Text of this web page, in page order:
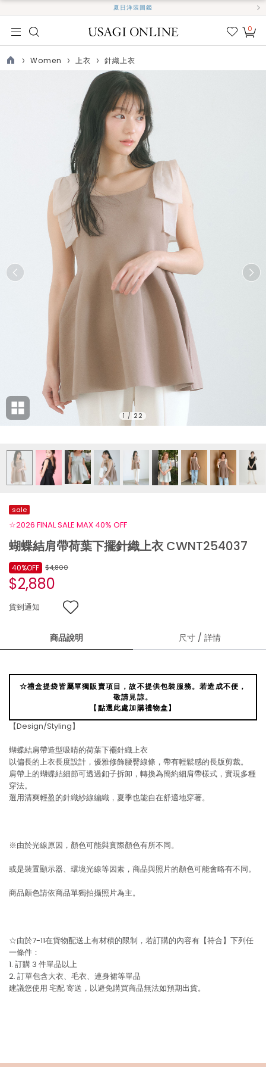
夏日洋裝圖鑑
我的
0
Women 上衣 針織上衣
1 / 22
sale
☆2026 FINAL SALE MAX 40% OFF
蝴蝶結肩帶荷葉下擺針織上衣 CWNT254037
$4,800
$2,880
40%OFF
貨到通知
商品說明 尺寸 / 詳情
☆禮盒提袋皆屬單獨販賣項目，故不提供包裝服務。若造成不便，
敬請見諒。
【點選此處加購禮物盒】
【Design/Styling】
蝴蝶結肩帶造型吸睛的荷葉下襬針織上衣
以偏長的上衣長度設計，優雅修飾腰臀線條，帶有輕鬆感的長版剪裁。
肩帶上的蝴蝶結細節可透過釦子拆卸，轉換為簡約細肩帶樣式，實現多種
穿法。
選用清爽輕盈的針織紗線編織，夏季也能自在舒適地穿著。
※由於光線原因，顏色可能與實際顏色有所不同。
或是裝置顯示器、環境光線等因素，商品與照片的顏色可能會略有不同。
商品顏色請依商品單獨拍攝照片為主。
☆由於7-11在貨物配送上有材積的限制，若訂購的內容有【符合】下列任
一條件：
1. 訂購 3 件單品以上
2. 訂單包含大衣、毛衣、連身裙等單品
建議您使用 宅配寄送，以避免購買商品無法如預期出貨。